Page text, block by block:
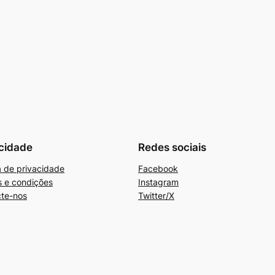
de privacidade
e condições
nos
Redes sociais
Facebook
Instagram
Twitter/X